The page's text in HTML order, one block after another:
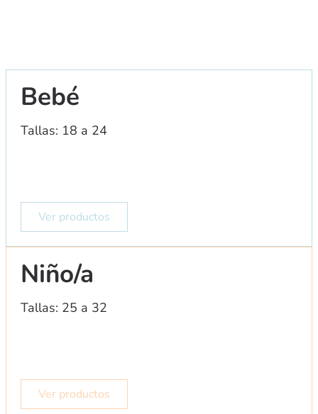
Bebé
Tallas: 18 a 24
Ver productos
Niño/a
Tallas: 25 a 32
Ver productos